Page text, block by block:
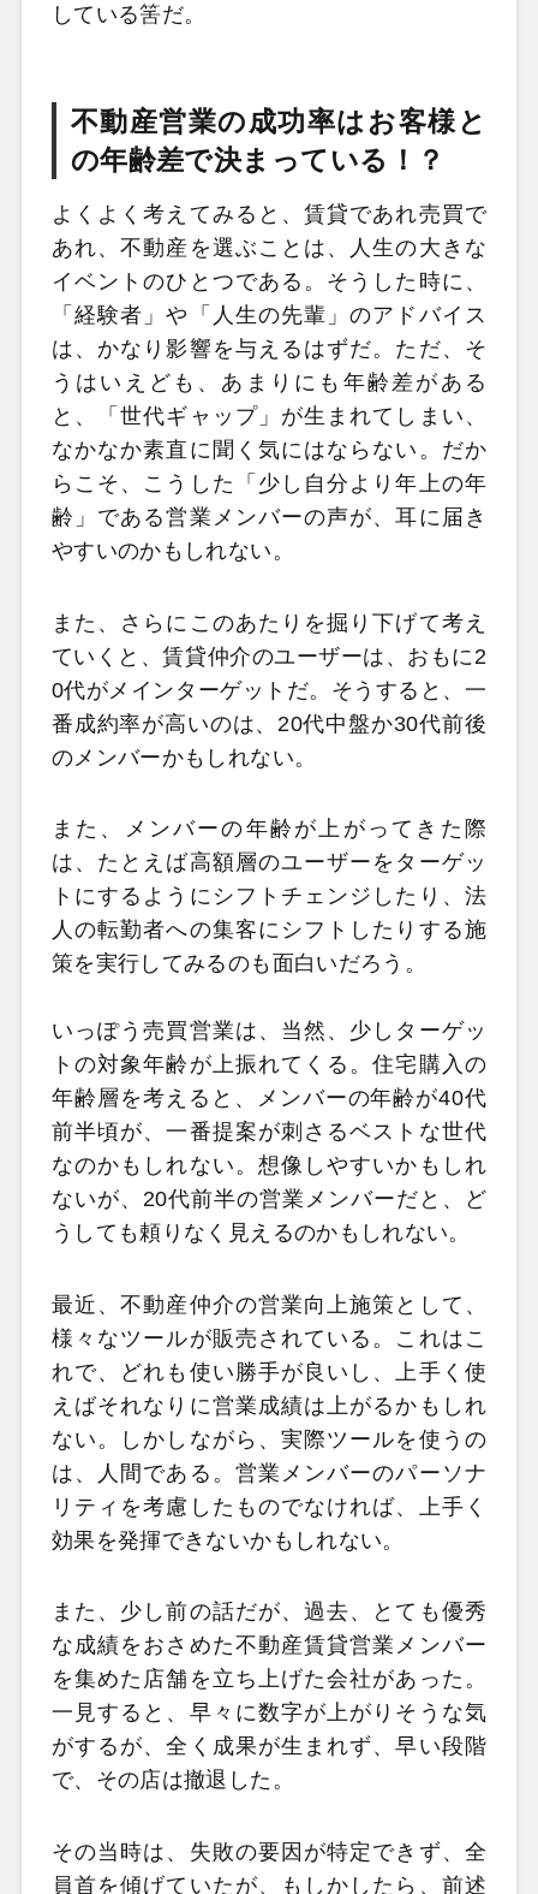
している筈だ。
不動産営業の成功率はお客様と
の年齢差で決まっている！？
よくよく考えてみると、賃貸であれ売買で
あれ、不動産を選ぶことは、人生の大きな
イベントのひとつである。そうした時に、
「経験者」や「人生の先輩」のアドバイス
は、かなり影響を与えるはずだ。ただ、そ
うはいえども、あまりにも年齢差がある
と、「世代ギャップ」が生まれてしまい、
なかなか素直に聞く気にはならない。だか
らこそ、こうした「少し自分より年上の年
齢」である営業メンバーの声が、耳に届き
やすいのかもしれない。
また、さらにこのあたりを掘り下げて考え
ていくと、賃貸仲介のユーザーは、おもに2
0代がメインターゲットだ。そうすると、一
番成約率が高いのは、20代中盤か30代前後
のメンバーかもしれない。
また、メンバーの年齢が上がってきた際
は、たとえば高額層のユーザーをターゲッ
トにするようにシフトチェンジしたり、法
人の転勤者への集客にシフトしたりする施
策を実行してみるのも面白いだろう。
いっぽう売買営業は、当然、少しターゲッ
トの対象年齢が上振れてくる。住宅購入の
年齢層を考えると、メンバーの年齢が40代
前半頃が、一番提案が刺さるベストな世代
なのかもしれない。想像しやすいかもしれ
ないが、20代前半の営業メンバーだと、ど
うしても頼りなく見えるのかもしれない。
最近、不動産仲介の営業向上施策として、
様々なツールが販売されている。これはこ
れで、どれも使い勝手が良いし、上手く使
えばそれなりに営業成績は上がるかもしれ
ない。しかしながら、実際ツールを使うの
は、人間である。営業メンバーのパーソナ
リティを考慮したものでなければ、上手く
効果を発揮できないかもしれない。
また、少し前の話だが、過去、とても優秀
な成績をおさめた不動産賃貸営業メンバー
を集めた店舗を立ち上げた会社があった。
一見すると、早々に数字が上がりそうな気
がするが、全く成果が生まれず、早い段階
で、その店は撤退した。
その当時は、失敗の要因が特定できず、全
員首を傾げていたが、もしかしたら、前述